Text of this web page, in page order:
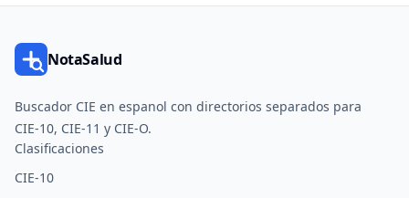
NotaSalud
Buscador CIE en espanol con directorios separados para
CIE-10, CIE-11 y CIE-O.
Clasificaciones
CIE-10